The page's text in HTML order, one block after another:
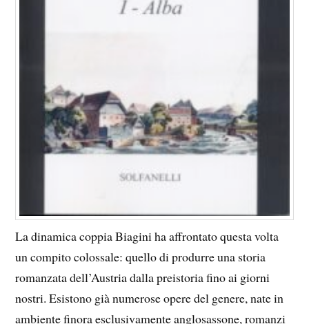
La dinamica coppia Biagini ha affrontato questa volta
un compito colossale: quello di produrre una storia
romanzata dell’Austria dalla preistoria fino ai giorni
nostri. Esistono già numerose opere del genere, nate in
ambiente finora esclusivamente anglosassone, romanzi